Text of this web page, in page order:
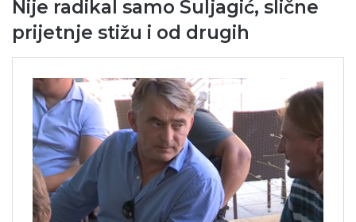
Nije radikal samo Suljagić, slične
prijetnje stižu i od drugih